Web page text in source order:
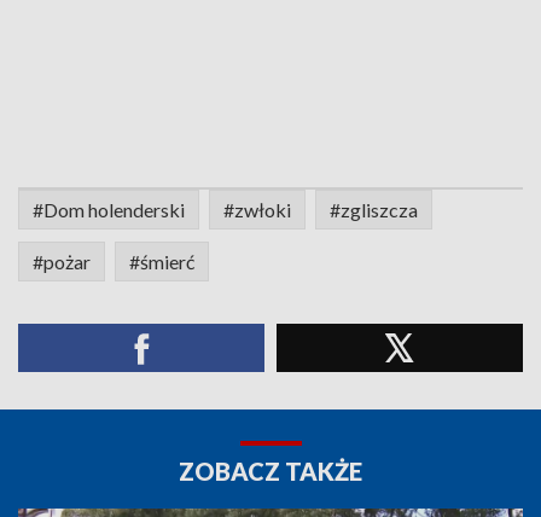
#Dom holenderski #zwłoki #zgliszcza
#pożar #śmierć
ZOBACZ TAKŻE